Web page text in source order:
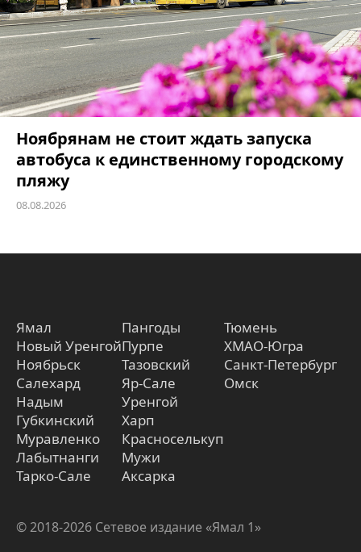
Ноябрянам не стоит ждать запуска
автобуса к единственному городскому
пляжу
08.08.2026
Ямал
Новый Уренгой
Ноябрьск
Салехард
Надым
Губкинский
Муравленко
Лабытнанги
Тарко-Сале
Пангоды
Пурпе
Тазовский
Яр-Сале
Уренгой
Харп
Красноселькуп
Мужи
Аксарка
Тюмень
ХМАО-Югра
Санкт-Петербург
Омск
© 2018-2026 Сетевое издание «Ямал 1»